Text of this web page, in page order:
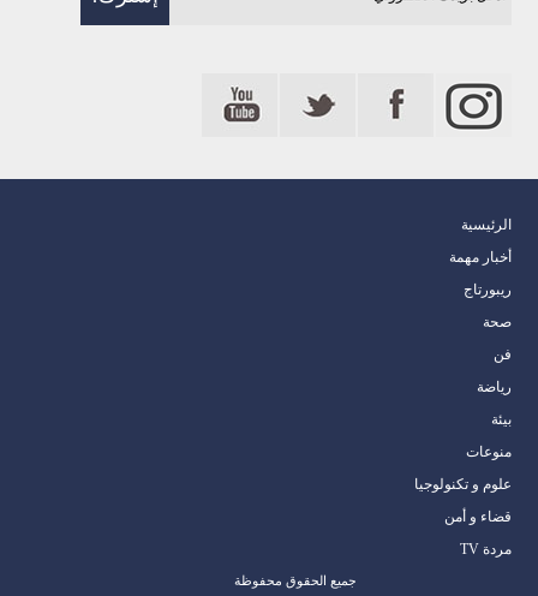
الرئيسية
أخبار مهمة
ريبورتاج
صحة
فن
رياضة
بيئة
منوعات
علوم و تكنولوجيا
قضاء و أمن
مردة TV
جميع الحقوق محفوظة